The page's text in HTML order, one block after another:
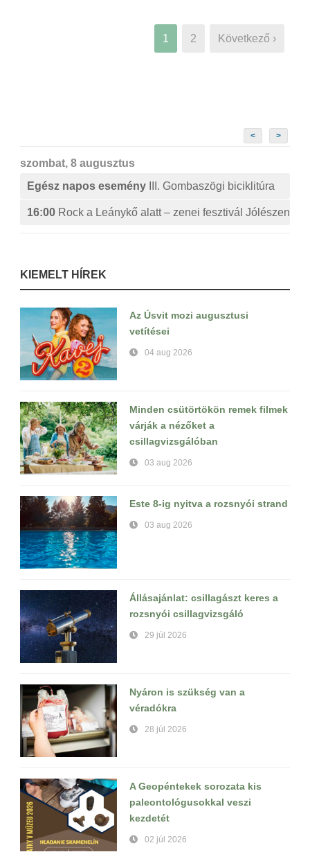
1 2 Következő ›
< >
szombat, 8 augusztus
Egész napos esemény
III. Gombaszögi biciklitúra
16:00 Rock a Leánykő alatt – zenei fesztivál Jólészen
KIEMELT HÍREK
Az Úsvit mozi augusztusi
vetítései
04 aug 2026
Minden csütörtökön remek filmek
várják a nézőket a
csillagvizsgálóban
03 aug 2026
Este 8-ig nyitva a rozsnyói strand
03 aug 2026
Állásajánlat: csillagászt keres a
rozsnyói csillagvizsgáló
29 júl 2026
Nyáron is szükség van a
véradókra
28 júl 2026
A Geopéntekek sorozata kis
paleontológusokkal veszi
kezdetét
02 júl 2026